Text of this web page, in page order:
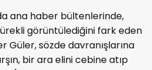
ana haber bültenlerinde,
görüntülediğini fark eden
Güler, sözde davranışlarına
bir ara elini cebine atıp